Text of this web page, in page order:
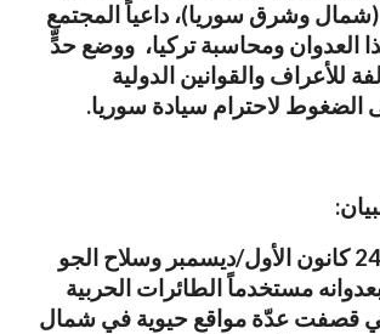
وشرق سوريا)، داعياً المجتمع
العدوان ومحاسبة تركيا، ووضع حدٍّ
للأعراف والقوانين الدولية
لاحترام سيادة سوريا.
“منذ يوم الأحد 24 كانون الأول/ديسمبر وسلاح الجو
مستخدماً الطائرات الحربية
قصفت عدّة مواقع حيوية في شمال